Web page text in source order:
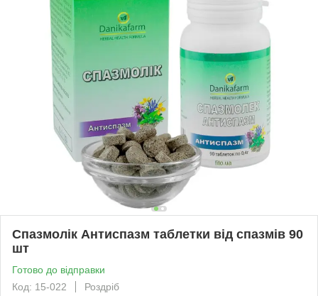
Спазмолік Антиспазм таблетки від спазмів 90
шт
Готово до відправки
Код: 15-022
Роздріб